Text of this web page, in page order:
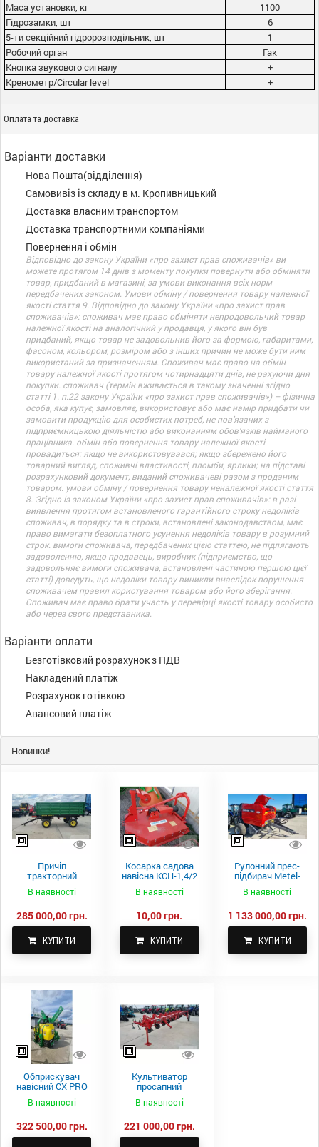
Маса установки, кг
1100
Гідрозамки, шт
6
5-ти секційний гідророзподільник, шт
1
Робочий орган
Гак
Кнопка звукового сигналу
+
Кренометр/Circular level
+
Оплата та доставка
Варіанти доставки
Нова Пошта(відділення)
Самовивіз із складу в м. Кропивницький
Доставка власним транспортом
Доставка транспортними компаніями
Повернення і обмін
Відповідно до закону України «про захист прав споживачів» ви
можете протягом 14 днів з моменту покупки повернути або обміняти
товар, придбаний в магазині, за умови виконання всіх норм
передбачених законом. Умови обміну / повернення товару належної
якості стаття 9. Відповідно до закону України «про захист прав
споживачів»: споживач має право обміняти непродовольчий товар
належної якості на аналогічний у продавця, у якого він був
придбаний, якщо товар не задовольнив його за формою, габаритами,
фасоном, кольором, розміром або з інших причин не може бути ним
використаний за призначенням. Споживач має право на обмін
товару належної якості протягом чотирнадцяти днів, не рахуючи дня
покупки. споживач (термін вживається в такому значенні згідно
статті 1. п.22 закону України «про захист прав споживачів») – фізична
особа, яка купує, замовляє, використовує або має намір придбати чи
замовити продукцію для особистих потреб, не пов’язаних з
підприємницькою діяльністю або виконанням обов’язків найманого
працівника. обмін або повернення товару належної якості
провадиться: якщо не використовувався; якщо збережено його
товарний вигляд, споживчі властивості, пломби, ярлики; на підставі
розрахунковий документ, виданий споживачеві разом з проданим
товаром. умови обміну / повернення товару неналежної якості стаття
8. Згідно із законом України «про захист прав споживачів»: в разі
виявлення протягом встановленого гарантійного строку недоліків
споживач, в порядку та в строки, встановлені законодавством, має
право вимагати безоплатного усунення недоліків товару в розумний
строк. вимоги споживача, передбачених цією статтею, не підлягають
задоволенню, якщо продавець, виробник (підприємство, що
задовольняє вимоги споживача, встановлені частиною першою цієї
статті) доведуть, що недоліки товару виникли внаслідок порушення
споживачем правил користування товаром або його зберігання.
Споживач має право брати участь у перевірці якості товару особисто
або через свого представника.
Варіанти оплати
Безготівковий розрахунок з ПДВ
Накладений платіж
Розрахунок готівкою
Авансовий платіж
Новинки!
Причіп
тракторний
самоскидний
Spike 2 ПТС-4
В наявності
285 000,00 грн.
КУПИТИ
Косарка садова
навісна КСН-1,4/2
В наявності
10,00 грн.
КУПИТИ
Рулонний прес-
підбирач Metel-
Fach Z 587
В наявності
1 133 000,00 грн.
КУПИТИ
Обприскувач
навісний CX PRO
В наявності
322 500,00 грн.
Культиватор
просапний
КПН-5,6-05
В наявності
221 000,00 грн.